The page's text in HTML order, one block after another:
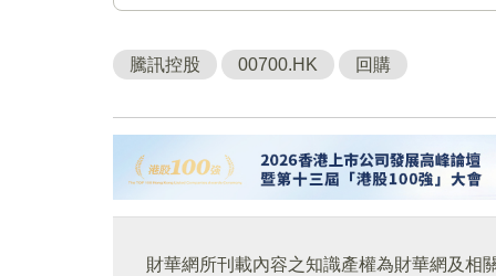
騰訊控股 00700.HK 回購
財華網所刊載內容之知識產權為財華網及相